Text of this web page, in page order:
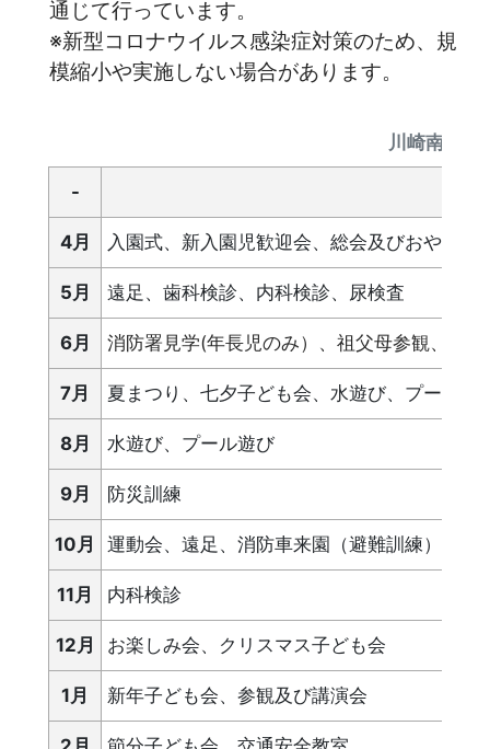
通じて行っています。
※新型コロナウイルス感染症対策のため、規
模縮小や実施しない場合があります。
川崎南保育
-
4月 入園式、新入園児歓迎会、総会及びおやつ参
5月 遠足、歯科検診、内科検診、尿検査
6月 消防署見学(年長児のみ）、祖父母参観、中
7月 夏まつり、七夕子ども会、水遊び、プール遊
8月 水遊び、プール遊び
9月 防災訓練
10月 運動会、遠足、消防車来園（避難訓練）、
11月 内科検診
12月 お楽しみ会、クリスマス子ども会
1月 新年子ども会、参観及び講演会